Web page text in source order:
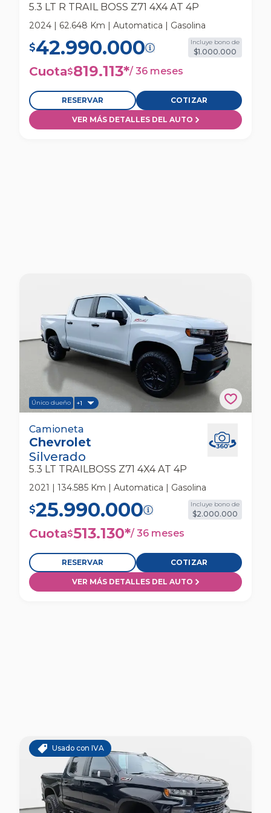
5.3 LT R TRAIL BOSS Z71 4X4 AT 4P
2024 | 62.648 Km | Automatica | Gasolina
$42.990.000 Incluye bono de
$1.000.000
Cuota$819.113*/ 36 meses
RESERVAR COTIZAR
VER MÁS DETALLES DEL AUTO
Único dueño +1
Chevrolet Silverado 5.3 Lt Trailboss Z71 4x4 At
4p Camioneta
Camioneta
Chevrolet
Silverado
5.3 LT TRAILBOSS Z71 4X4 AT 4P
2021 | 134.585 Km | Automatica | Gasolina
$25.990.000 Incluye bono de
$2.000.000
Cuota$513.130*/ 36 meses
RESERVAR COTIZAR
VER MÁS DETALLES DEL AUTO
Usado con IVA